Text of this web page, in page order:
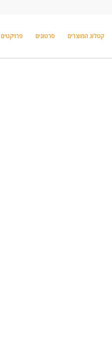
קטלוג המוצרים סרטונים פרויקטים